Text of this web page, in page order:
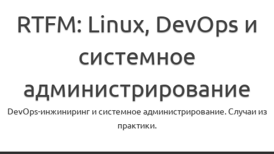
содержимому
RTFM: Linux, DevOps и
системное
администрирование
DevOps-инжиниринг и системное администрирование. Случаи из
практики.